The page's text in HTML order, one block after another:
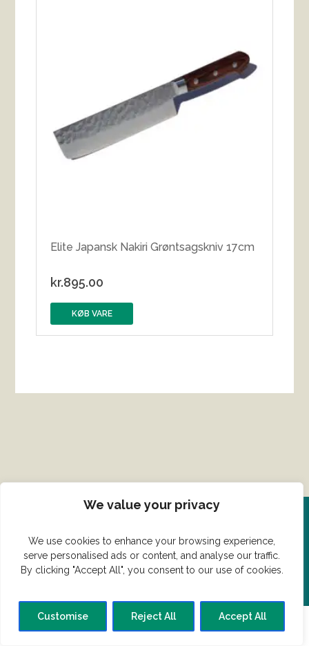
We value your privacy
We use cookies to enhance your browsing experience,
serve personalised ads or content, and analyse our traffic.
By clicking "Accept All", you consent to our use of cookies.
Customise Reject All Accept All
Elite Japansk Nakiri Grøntsagskniv 17cm
kr.895.00
KØB VARE
Har du en konge ret du vil dele?